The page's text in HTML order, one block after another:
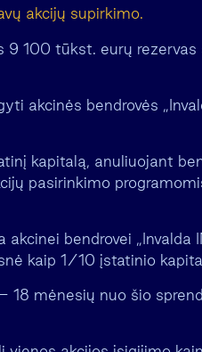
akcijų supirkimo.
9 100 tūkst. eurų rezervas
akcinės bendrovės
kapitalą, anuliuojant
pasirinkimo
bendrovei „Invalda
kaip 1/10 įstatinio
18 mėnesių nuo šio